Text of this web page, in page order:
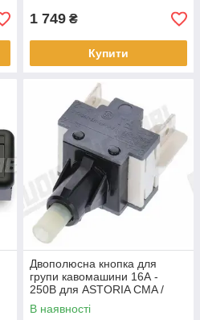
1 749 ₴
Купити
Двополюсна кнопка для
групи кавомашини 16А -
250В для ASTORIA CMA /
WEGA
В наявності